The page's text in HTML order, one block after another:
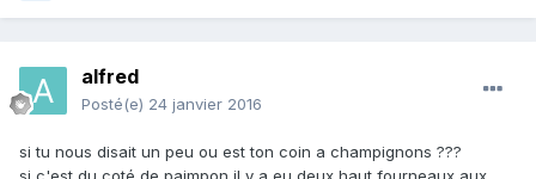
alfred
Posté(e) 24 janvier 2016
si tu nous disait un peu ou est ton coin a champignons ???